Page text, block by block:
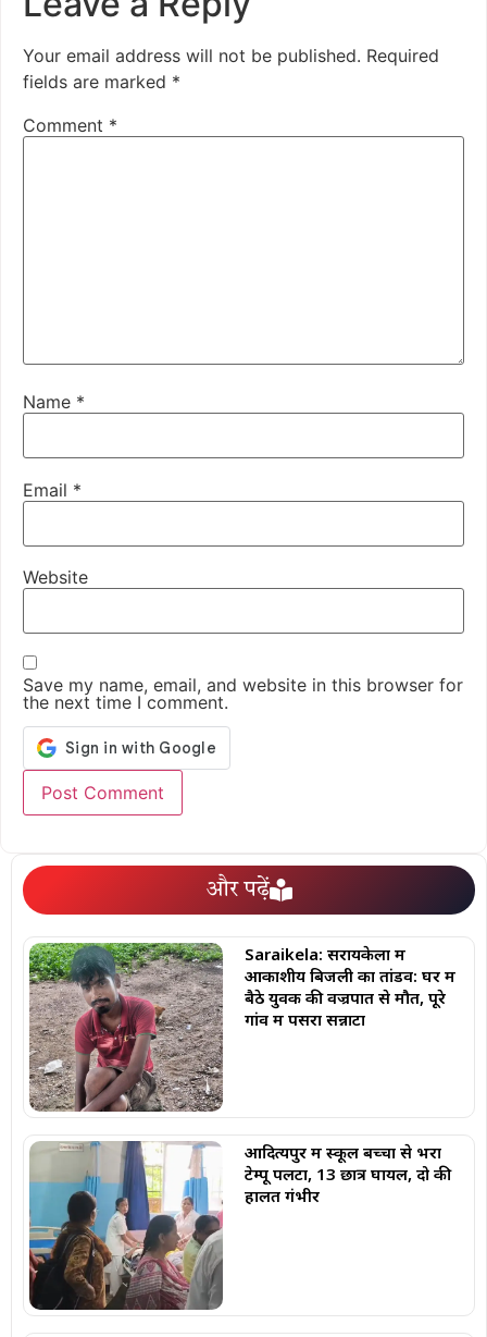
Your email address will not be published. Required
fields are marked *
Comment *
Name *
Email *
Website
Save my name, email, and website in this browser for
the next time I comment.
और पढ़ें
Saraikela: सरायकेला में
आकाशीय बिजली का तांडव: घर में
बैठे युवक की वज्रपात से मौत, पूरे
गांव में पसरा सन्नाटा
आदित्यपुर में स्कूल बच्चों से भरा
टेम्पू पलटा, 13 छात्र घायल, दो की
हालत गंभीर